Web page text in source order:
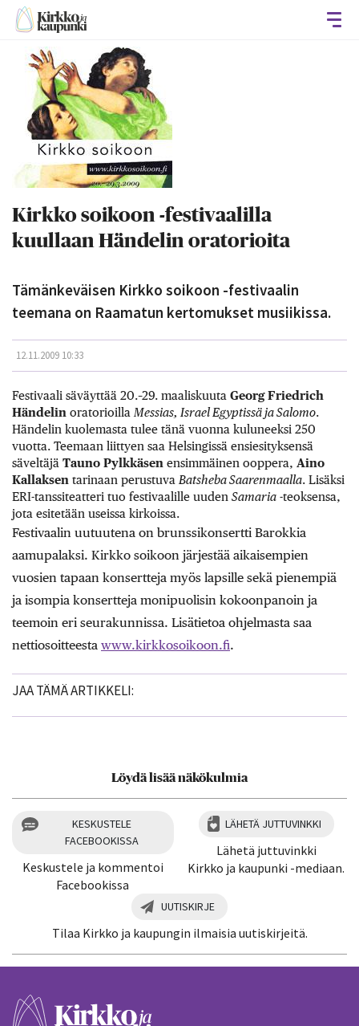
Kirkko soikoon -festivaalilla
kuullaan Händelin oratorioita
Tämänkeväisen Kirkko soikoon -festivaalin
teemana on Raamatun kertomukset musiikissa.
12.11.2009 10:33
Festivaali säväyttää 20.–29. maaliskuuta Georg Friedrich
Händelin oratorioilla Messias, Israel Egyptissä ja Salomo.
Händelin kuolemasta tulee tänä vuonna kuluneeksi 250
vuotta. Teemaan liittyen saa Helsingissä ensiesityksensä
säveltäjä Tauno Pylkkäsen ensimmäinen ooppera, Aino
Kallaksen tarinaan perustuva Batsheba Saarenmaalla. Lisäksi
ERI-tanssiteatteri tuo festivaalille uuden Samaria -teoksensa,
jota esitetään useissa kirkoissa.
Festivaalin uutuutena on brunssikonsertti Barokkia
aamupalaksi. Kirkko soikoon järjestää aikaisempien
vuosien tapaan konsertteja myös lapsille sekä pienempiä
ja isompia konsertteja monipuolisin kokoonpanoin ja
teemoin eri seurakunnissa. Lisätietoa ohjelmasta saa
nettiosoitteesta www.kirkkosoikoon.fi.
JAA TÄMÄ ARTIKKELI:
Löydä lisää näkökulmia
KESKUSTELE
FACEBOOKISSA
Keskustele ja kommentoi
Facebookissa
LÄHETÄ JUTTUVINKKI
Lähetä juttuvinkki
Kirkko ja kaupunki -mediaan.
UUTISKIRJE
Tilaa Kirkko ja kaupungin ilmaisia uutiskirjeitä.